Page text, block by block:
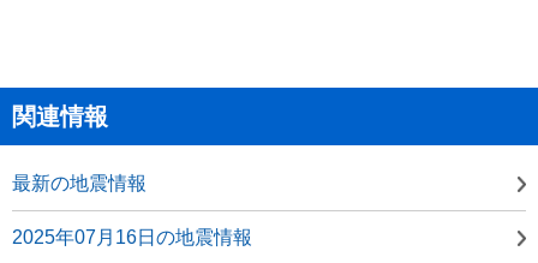
関連情報
最新の地震情報
2025年07月16日の地震情報